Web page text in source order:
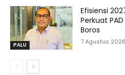
PALU
Efisiensi
Perkuat
Boros
7 Agustus 2026